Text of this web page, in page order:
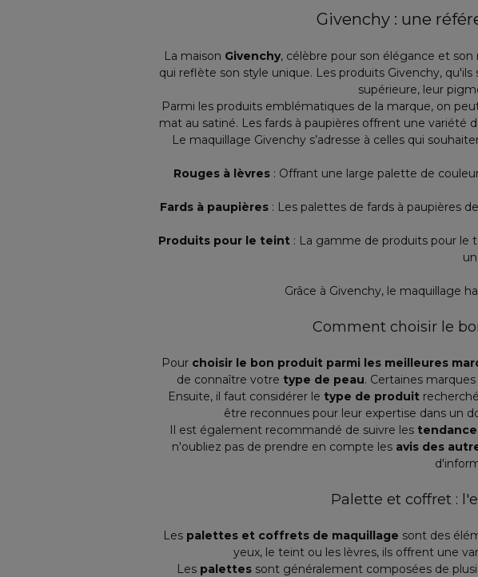
Givenchy : une
La maison Givenchy, célèbre pour son élégance et
qui reflète son style unique. Les produits Givenchy,
supérieure, leur
Parmi les produits emblématiques de la marque, on
mat au satiné. Les fards à paupières offrent une variété
Le maquillage Givenchy s’adresse à celles qui
Rouges à lèvres: Offrant une large palette de
Fards à paupières : Les palettes de fards à paupières
Produits pour le teint: La gamme de produits pour le
Grâce à Givenchy, le maquillage
Comment choisir le
Pour choisir le bon produit parmi les meilleures
de connaître votre type de peau. Certaines
Ensuite, il faut considérer le type de produit
être reconnues pour leur expertise dans un
Il est également recommandé de suivre les
n'oubliez pas de prendre en compte les avis des
Palette et coffret :
Les palettes et coffrets de maquillage sont des
yeux, le teint ou les lèvres, ils offrent une
Les palettes sont généralement composées de